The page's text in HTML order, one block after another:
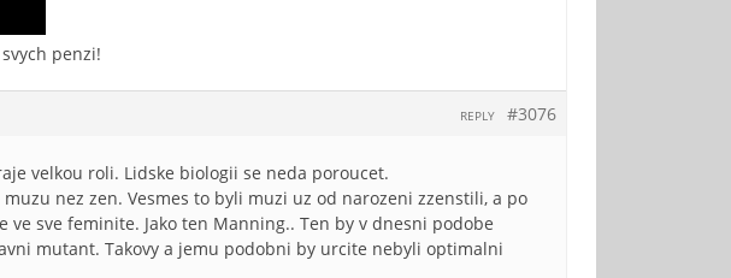
penzi!
#3076
REPLY
velkou roli. Lidske biologii se neda poroucet.
nez zen. Vesmes to byli muzi uz od narozeni zzenstili, a po
ve sve feminite. Jako ten Manning.. Ten by v dnesni podobe
mutant. Takovy a jemu podobni by urcite nebyli optimalni